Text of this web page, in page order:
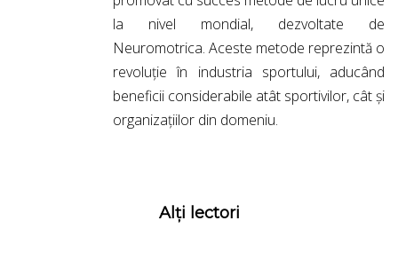
la nivel mondial, dezvoltate de
Neuromotrica. Aceste metode reprezintă o
revoluție în industria sportului, aducând
beneficii considerabile atât sportivilor, cât și
organizațiilor din domeniu.
Alți lectori